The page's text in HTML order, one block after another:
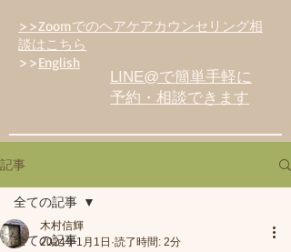
>>Zoomでのヘアケアカウンセリング相
談はこちら
>>English
LINE@で簡単手軽に
予約・相談できます
記事
全ての記事
全ての記事
木村信輝
2024年1月1日 読了時間: 2分